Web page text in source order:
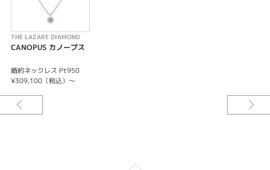
THE LAZARE DIAMOND
CANOPUS カノープス
婚約ネックレス Pt950
¥309,100（税込）～